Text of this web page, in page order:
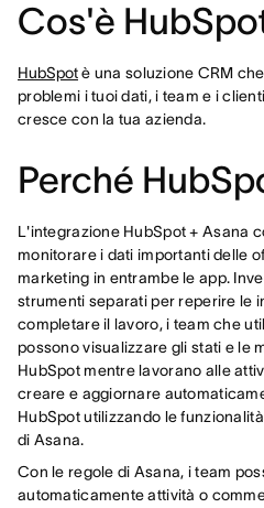
Cos'è
HubSpotè una soluzione CRM
problemi i tuoi dati, i team e i
cresce con la tua azienda.
Perché
L'integrazione HubSpot + Asana
monitorare i dati importanti delle
marketing in entrambe le app.
strumenti separati per reperire le
completare il lavoro, i team che
possono visualizzare gli stati e le
HubSpot mentre lavorano alle
creare e aggiornare
HubSpot utilizzando le
di Asana.
Con le regole di Asana, i team
automaticamente attività o